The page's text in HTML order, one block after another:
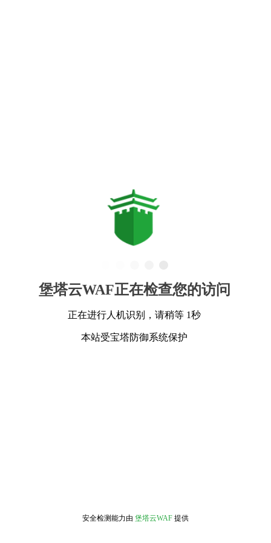
堡塔云WAF正在检查您的访问
正在进行人机识别，请稍等 1秒
本站受宝塔防御系统保护
安全检测能力由 堡塔云WAF 提供